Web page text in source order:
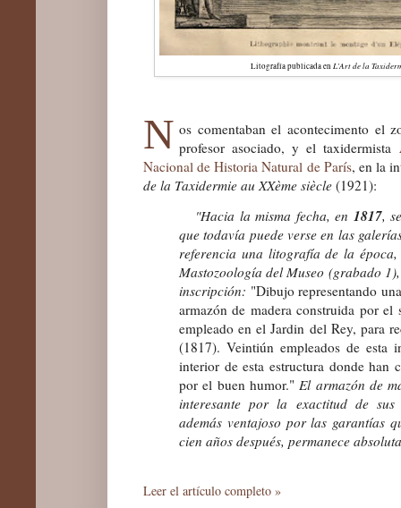
Litografía publicada en L'Art de la
N os comentaban el acontecimento el
profesor asociado, y el taxidermista
Nacional de Historia Natural de París, en la
de la Taxidermie au XXème siècle (1921):
"Hacia la misma fecha, en 1817,
que todavía puede verse en las
referencia una litografía de la
Mastozoología del Museo (grabado
inscripción: "Dibujo representando
armazón de madera construida por el
empleado en el Jardin del Rey, para
(1817). Veintiún empleados de esta
interior de esta estructura donde han
por el buen humor." El armazón de
interesante por la exactitud de sus
además ventajoso por las garantías
cien años después, permanece
Leer el artículo completo »